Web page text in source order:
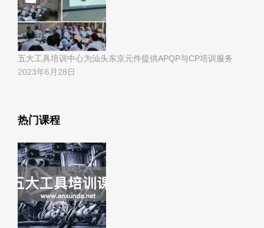
五大工具培训中心为汕头东京元件提供APQP与CP培训服务
2023年6月28日
热门课程